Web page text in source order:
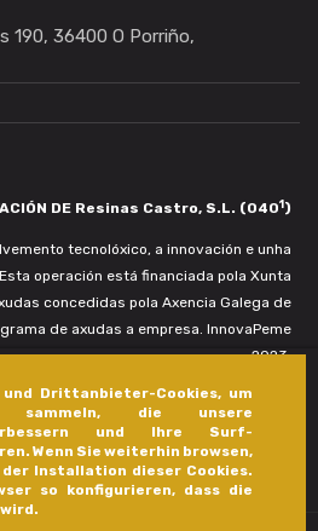
Drittanbieter-Cookies, um
sammeln, die unsere
und Ihre Surf-
Wenn Sie weiterhin browsen,
Installation dieser Cookies.
so konfigurieren, dass die
190, 36400 O Porriño,
DE Resinas Castro, S.L. (0401)
tecnolóxico, a innovación e unha
operación está financiada pola Xunta
concedidas pola Axencia Galega de
de axudas a empresa. InnovaPeme
2023.